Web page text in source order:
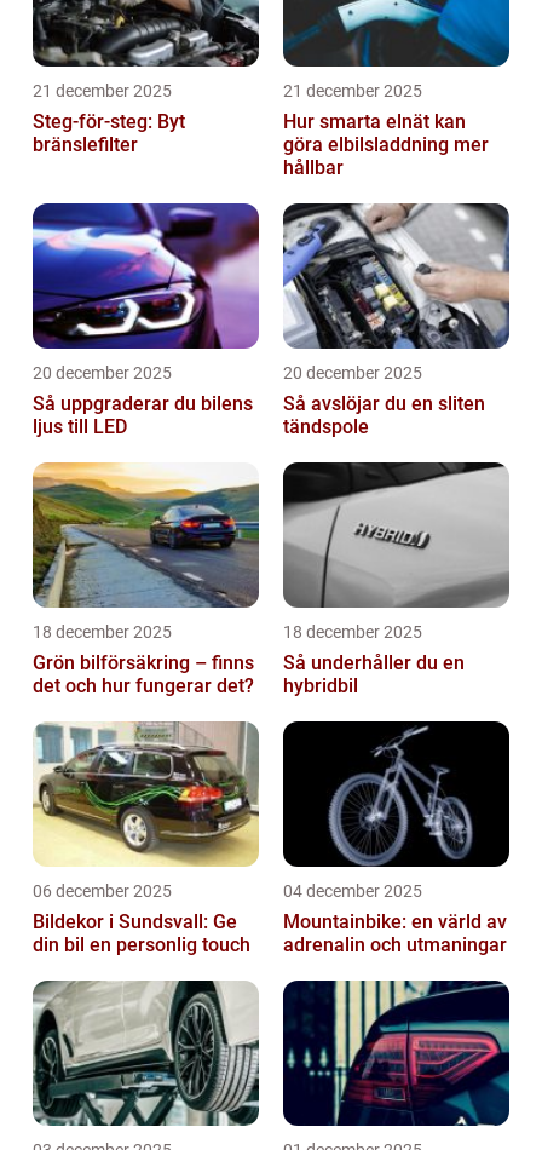
21 december 2025
Steg-för-steg: Byt
bränslefilter
21 december 2025
Hur smarta elnät kan
göra elbilsladdning mer
hållbar
20 december 2025
Så uppgraderar du bilens
ljus till LED
20 december 2025
Så avslöjar du en sliten
tändspole
18 december 2025
Grön bilförsäkring – finns
det och hur fungerar det?
18 december 2025
Så underhåller du en
hybridbil
06 december 2025
Bildekor i Sundsvall: Ge
din bil en personlig touch
04 december 2025
Mountainbike: en värld av
adrenalin och utmaningar